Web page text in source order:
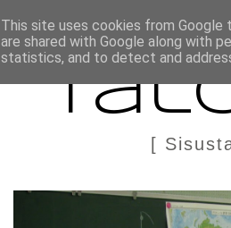
BLOGI TÄÄLTÄ KANNATTAA OSTAA DIY IN
[
This site uses cookies from Google
are shared with Google along with
statistics, and to detect and